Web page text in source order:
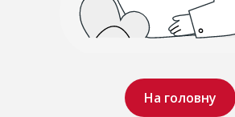
На головну